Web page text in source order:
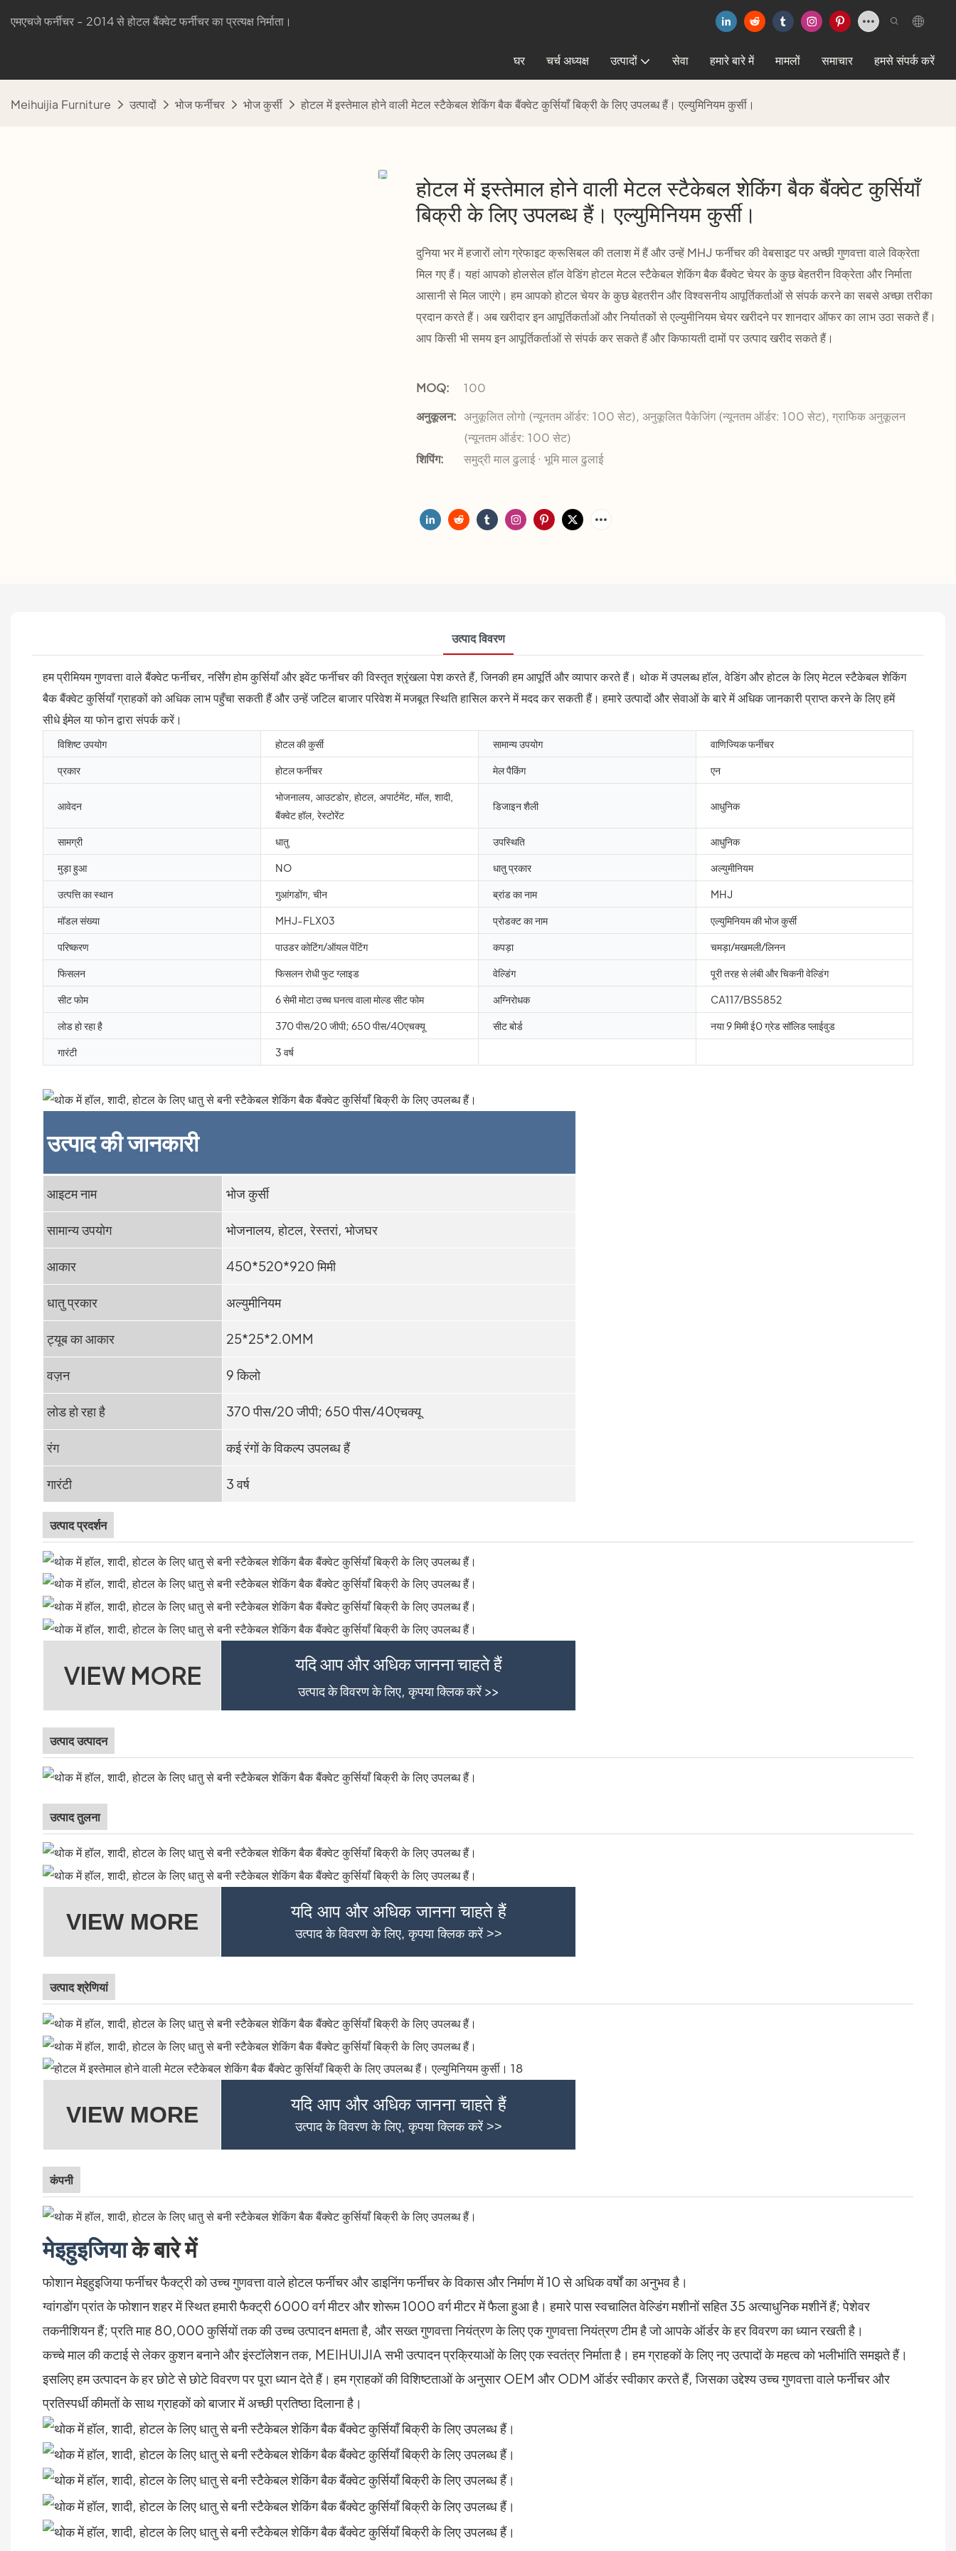
एमएचजे फर्नीचर - 2014 से होटल बैंक्वेट फर्नीचर का प्रत्यक्ष निर्माता।
घर चर्च अध्यक्ष उत्पादों सेवा हमारे बारे में मामलों समाचार हमसे संपर्क करें
Meihuijia Furniture उत्पादों भोज फर्नीचर भोज कुर्सी होटल में इस्तेमाल होने वाली मेटल स्टैकेबल शेकिंग बैक बैंक्वेट कुर्सियाँ बिक्री के लिए उपलब्ध हैं। एल्युमिनियम कुर्सी।
होटल में इस्तेमाल होने वाली मेटल स्टैकेबल शेकिंग बैक बैंक्वेट कुर्सियाँ
बिक्री के लिए उपलब्ध हैं। एल्युमिनियम कुर्सी।
दुनिया भर में हजारों लोग ग्रेफाइट क्रूसिबल की तलाश में हैं और उन्हें MHJ फर्नीचर की वेबसाइट पर अच्छी गुणवत्ता वाले विक्रेता
मिल गए हैं। यहां आपको होलसेल हॉल वेडिंग होटल मेटल स्टैकेबल शेकिंग बैक बैंक्वेट चेयर के कुछ बेहतरीन विक्रेता और निर्माता
आसानी से मिल जाएंगे। हम आपको होटल चेयर के कुछ बेहतरीन और विश्वसनीय आपूर्तिकर्ताओं से संपर्क करने का सबसे अच्छा तरीका
प्रदान करते हैं। अब खरीदार इन आपूर्तिकर्ताओं और निर्यातकों से एल्युमीनियम चेयर खरीदने पर शानदार ऑफर का लाभ उठा सकते हैं।
आप किसी भी समय इन आपूर्तिकर्ताओं से संपर्क कर सकते हैं और किफायती दामों पर उत्पाद खरीद सकते हैं।
MOQ:
100
अनुकूलन: अनुकूलित लोगो (न्यूनतम ऑर्डर: 100 सेट), अनुकूलित पैकेजिंग (न्यूनतम ऑर्डर: 100 सेट), ग्राफिक अनुकूलन
(न्यूनतम ऑर्डर: 100 सेट)
शिपिंग:
समुद्री माल ढुलाई · भूमि माल ढुलाई
उत्पाद विवरण
हम प्रीमियम गुणवत्ता वाले बैंक्वेट फर्नीचर, नर्सिंग होम कुर्सियाँ और इवेंट फर्नीचर की विस्तृत श्रृंखला पेश करते हैं, जिनकी हम आपूर्ति और व्यापार करते हैं। थोक में उपलब्ध हॉल, वेडिंग और होटल के लिए मेटल स्टैकेबल शेकिंग
बैक बैंक्वेट कुर्सियाँ ग्राहकों को अधिक लाभ पहुँचा सकती हैं और उन्हें जटिल बाजार परिवेश में मजबूत स्थिति हासिल करने में मदद कर सकती हैं। हमारे उत्पादों और सेवाओं के बारे में अधिक जानकारी प्राप्त करने के लिए हमें
सीधे ईमेल या फोन द्वारा संपर्क करें।
विशिष्ट उपयोग होटल की कुर्सी सामान्य उपयोग वाणिज्यिक फर्नीचर
प्रकार होटल फर्नीचर मेल पैकिंग एन
आवेदन
भोजनालय, आउटडोर, होटल, अपार्टमेंट, मॉल, शादी,
बैंक्वेट हॉल, रेस्टोरेंट
डिजाइन शैली आधुनिक
सामग्री धातु उपस्थिति आधुनिक
मुड़ा हुआ NO धातु प्रकार अल्युमीनियम
उत्पत्ति का स्थान गुआंगडोंग, चीन ब्रांड का नाम MHJ
मॉडल संख्या MHJ-FLX03 प्रोडक्ट का नाम एल्युमिनियम की भोज कुर्सी
परिष्करण पाउडर कोटिंग/ऑयल पेंटिंग कपड़ा चमड़ा/मखमली/लिनन
फिसलन फिसलन रोधी फुट ग्लाइड वेल्डिंग पूरी तरह से लंबी और चिकनी वेल्डिंग
सीट फोम 6 सेमी मोटा उच्च घनत्व वाला मोल्ड सीट फोम अग्निरोधक CA117/BS5852
लोड हो रहा है 370 पीस/20 जीपी; 650 पीस/40एचक्यू सीट बोर्ड नया 9 मिमी ई0 ग्रेड सॉलिड प्लाईवुड
गारंटी 3 वर्ष
उत्पाद की जानकारी
आइटम नाम भोज कुर्सी
सामान्य उपयोग भोजनालय, होटल, रेस्तरां, भोजघर
आकार 450*520*920 मिमी
धातु प्रकार अल्युमीनियम
ट्यूब का आकार 25*25*2.0MM
वज़न 9 किलो
लोड हो रहा है 370 पीस/20 जीपी; 650 पीस/40एचक्यू
रंग कई रंगों के विकल्प उपलब्ध हैं
गारंटी 3 वर्ष
उत्पाद प्रदर्शन
VIEW MORE यदि आप और अधिक जानना चाहते हैं
उत्पाद के विवरण के लिए, कृपया क्लिक करें >>
उत्पाद उत्पादन
उत्पाद तुलना
VIEW MORE यदि आप और अधिक जानना चाहते हैं
उत्पाद के विवरण के लिए, कृपया क्लिक करें >>
उत्पाद श्रेणियां
VIEW MORE यदि आप और अधिक जानना चाहते हैं
उत्पाद के विवरण के लिए, कृपया क्लिक करें >>
कंपनी
मेइहुइजियाके बारे में
फोशान मेइहुइजिया फर्नीचर फैक्ट्री को उच्च गुणवत्ता वाले होटल फर्नीचर और डाइनिंग फर्नीचर के विकास और निर्माण में 10 से अधिक वर्षों का अनुभव है।
ग्वांगडोंग प्रांत के फोशान शहर में स्थित हमारी फैक्ट्री 6000 वर्ग मीटर और शोरूम 1000 वर्ग मीटर में फैला हुआ है। हमारे पास स्वचालित वेल्डिंग मशीनों सहित 35 अत्याधुनिक मशीनें हैं; पेशेवर
तकनीशियन हैं; प्रति माह 80,000 कुर्सियों तक की उच्च उत्पादन क्षमता है, और सख्त गुणवत्ता नियंत्रण के लिए एक गुणवत्ता नियंत्रण टीम है जो आपके ऑर्डर के हर विवरण का ध्यान रखती है।
कच्चे माल की कटाई से लेकर कुशन बनाने और इंस्टॉलेशन तक, MEIHUIJIA सभी उत्पादन प्रक्रियाओं के लिए एक स्वतंत्र निर्माता है। हम ग्राहकों के लिए नए उत्पादों के महत्व को भलीभांति समझते हैं।
इसलिए हम उत्पादन के हर छोटे से छोटे विवरण पर पूरा ध्यान देते हैं। हम ग्राहकों की विशिष्टताओं के अनुसार OEM और ODM ऑर्डर स्वीकार करते हैं, जिसका उद्देश्य उच्च गुणवत्ता वाले फर्नीचर और
प्रतिस्पर्धी कीमतों के साथ ग्राहकों को बाजार में अच्छी प्रतिष्ठा दिलाना है।